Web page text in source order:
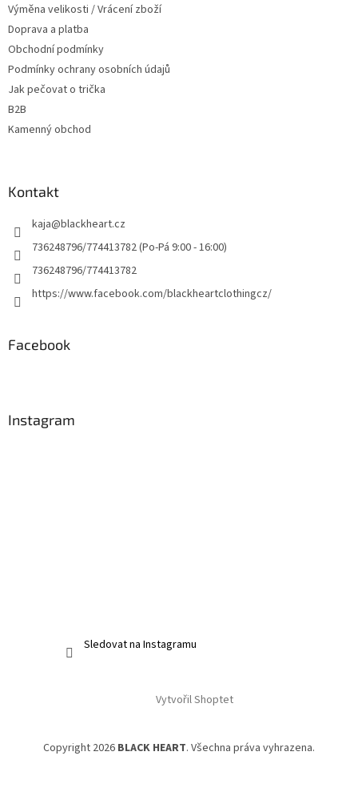
Výměna velikosti / Vrácení zboží
Doprava a platba
Obchodní podmínky
Podmínky ochrany osobních údajů
Jak pečovat o trička
B2B
Kamenný obchod
Kontakt
kaja@blackheart.cz
736248796/774413782 (Po-Pá 9:00 - 16:00)
736248796/774413782
https://www.facebook.com/blackheartclothingcz/
Facebook
Instagram
Sledovat na Instagramu
Vytvořil Shoptet
Copyright 2026 BLACK HEART. Všechna práva vyhrazena.